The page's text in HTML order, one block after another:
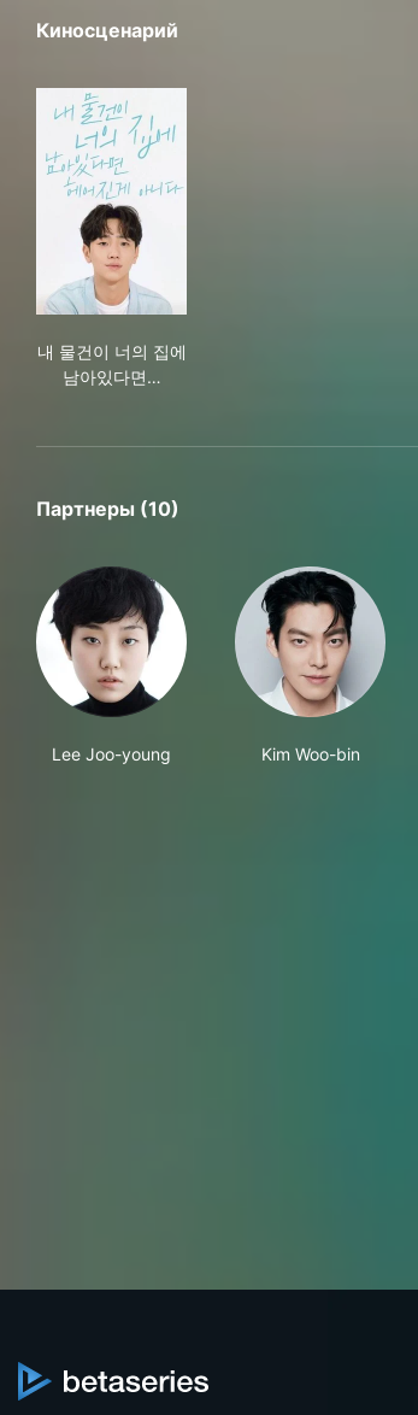
Киносценарий
내 물건이 너의 집에
남아있다면…
Партнеры (10)
Lee Joo-young Kim Woo-bin